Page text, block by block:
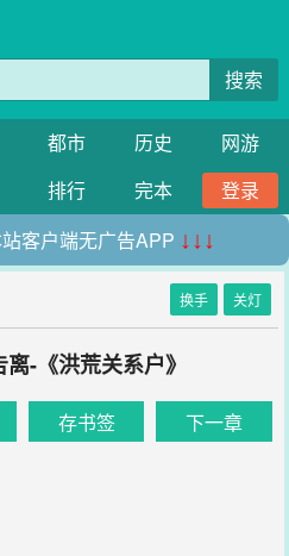
搜索
都市 历史
网游
排行 完本
登录
客户端无广告APP ↓↓↓
换手 关灯
-《洪荒关系户》
存书签 下一章